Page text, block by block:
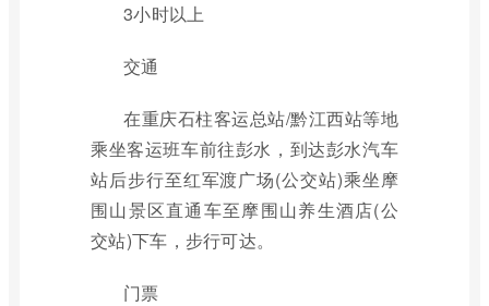
3小时以上
交通
在重庆石柱客运总站/黔江西站等地
乘坐客运班车前往彭水，到达彭水汽车
站后步行至红军渡广场(公交站)乘坐摩
围山景区直通车至摩围山养生酒店(公
交站)下车，步行可达。
门票